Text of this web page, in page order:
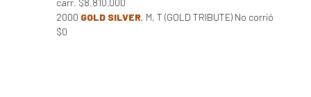
carr. $8.810.000
2000 GOLD SILVER, M, T (GOLD TRIBUTE) No corrió
$0